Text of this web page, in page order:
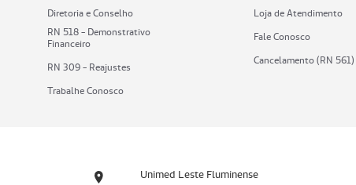
Diretoria e Conselho
RN 518 - Demonstrativo
Financeiro
RN 309 - Reajustes
Trabalhe Conosco
Loja de Atendimento
Fale Conosco
Cancelamento (RN 561)
Unimed Leste Fluminense